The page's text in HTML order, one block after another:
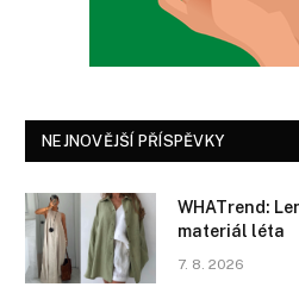
NEJNOVĚJŠÍ PŘÍSPĚVKY
WHATrend:
materiál léta
7. 8. 2026